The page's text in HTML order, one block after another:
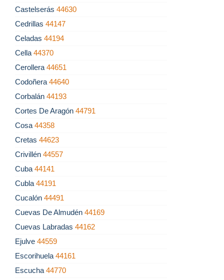
Castelserás 44630
Cedrillas 44147
Celadas 44194
Cella 44370
Cerollera 44651
Codoñera 44640
Corbalán 44193
Cortes De Aragón 44791
Cosa 44358
Cretas 44623
Crivillén 44557
Cuba 44141
Cubla 44191
Cucalón 44491
Cuevas De Almudén 44169
Cuevas Labradas 44162
Ejulve 44559
Escorihuela 44161
Escucha 44770